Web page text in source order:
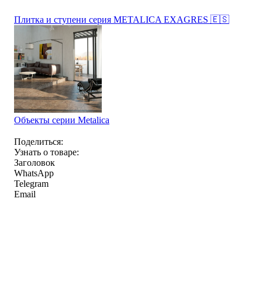
Плитка и ступени серия METALICA EXAGRES 🇪🇸
Объекты серии Metalica
Поделиться:
Узнать о товаре:
Заголовок
WhatsApp
Telegram
Email